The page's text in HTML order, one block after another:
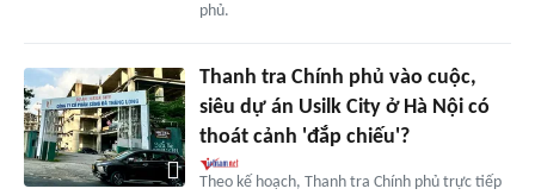
phủ.
Thanh tra Chính phủ vào cuộc,
siêu dự án Usilk City ở Hà Nội có
thoát cảnh 'đắp chiếu'?
Theo kế hoạch, Thanh tra Chính phủ trực tiếp